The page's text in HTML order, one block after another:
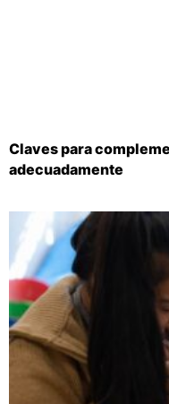
Claves para
adecuadamente